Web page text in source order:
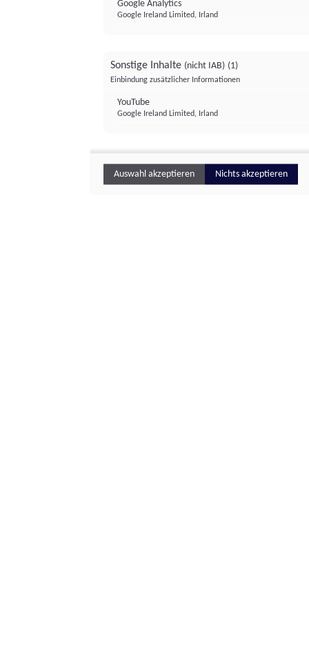
Google Analytics
Google Ireland Limited, Irland
Sonstige Inhalte (nicht IAB) (1)
Einbindung zusätzlicher Informationen
YouTube
Google Ireland Limited, Irland
Auswahl akzeptieren Nichts akzeptieren